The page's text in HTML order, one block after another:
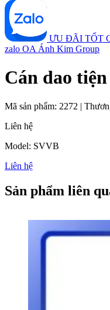
ƯU ĐÃI TỐT
zalo OA Ánh Kim Group
Cán dao
Mã sản phẩm: 2272 |
Liên hệ
Model: SVVB
Liên hệ
Sản phẩm liên